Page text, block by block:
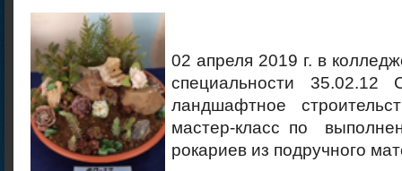
02 апреля 2019 г. в
специальности 35.02.12
ландшафтное
мастер-класс по
рокариев из подручного